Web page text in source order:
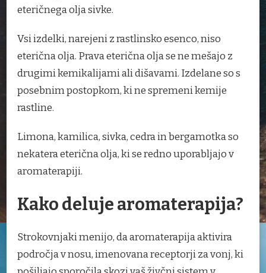
eteričnega olja sivke.
Vsi izdelki, narejeni z rastlinsko esenco, niso
eterična olja. Prava eterična olja se ne mešajo z
drugimi kemikalijami ali dišavami. Izdelane so s
posebnim postopkom, ki ne spremeni kemije
rastline.
Limona, kamilica, sivka, cedra in bergamotka so
nekatera eterična olja, ki se redno uporabljajo v
aromaterapiji.
Kako deluje aromaterapija?
Strokovnjaki menijo, da aromaterapija aktivira
področja v nosu, imenovana receptorji za vonj, ki